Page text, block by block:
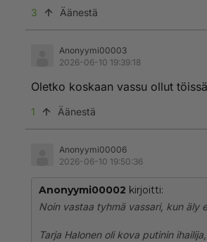
3 Äänestä
Anonyymi00003
2026-06-10 19:39:18
Oletko koskaan vassu ollut
1 Äänestä
Anonyymi00006
2026-06-10 19:50:36
Anonyymi00002 kirjoitti:
Noin vastaa tyhmä vassari, kun äly
Tarja Halonen oli kova putinin